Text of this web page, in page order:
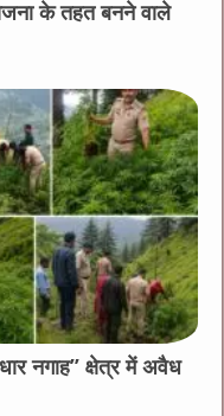
के तहत बनने वाले
नगाह” क्षेत्र में अवैध